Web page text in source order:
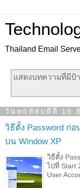
Thailand Email
แสดงบทความที่มีป้
วันพฤหัสบดีที่ 18
วิธีตั้ง Password ก่อ
บน Window XP
วิธีตั้ง
ไปที่ Start
User